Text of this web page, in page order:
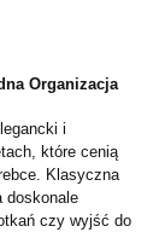
Organizacja
i
które cenią
Klasyczna
doskonale
czy wyjść do